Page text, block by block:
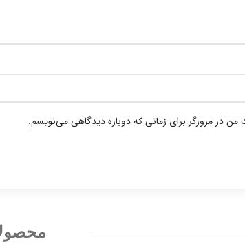
من در مرورگر برای زمانی که دوباره دیدگاهی می‌نویسم.